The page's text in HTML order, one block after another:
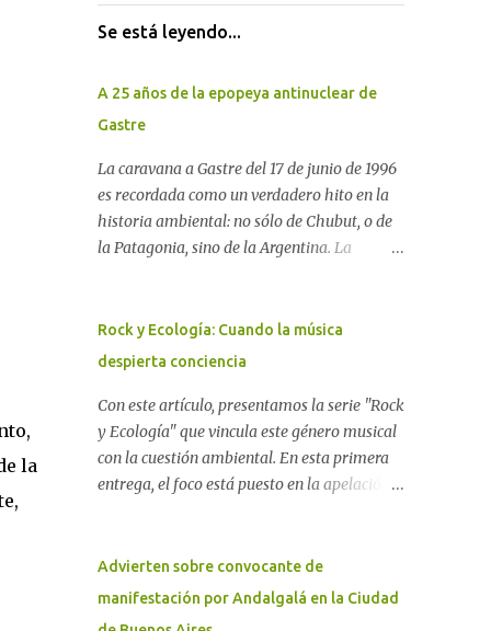
la
Se está leyendo...
A 25 años de la epopeya antinuclear de
Gastre
La caravana a Gastre del 17 de junio de 1996
es recordada como un verdadero hito en la
historia ambiental: no sólo de Chubut, o de
la Patagonia, sino de la Argentina. La
para construir un basurero de residuos
nucleares en Gastre (centro-norte de
avanzó un proyecto legislativo nacional al
respecto. En este artículo, la investigadora
Ayelen Dichdji reconstruye la historia del
Movimiento Antinuclear de Chubut (MACH)
territorial frente a las imposiciones de la
tecnocracia nuclear globalizada. Dossier N°
Rock y Ecología: Cuando la música
despierta conciencia
Con este artículo, presentamos la serie "Rock
y Ecología" que vincula este género musical
con la cuestión ambiental. En esta primera
entrega, el foco está puesto en la apelación
Desde el legendario El Oso hasta las
recientes apariciones de la Pachama Mama
Advierten sobre convocante de
manifestación por Andalgalá en la Ciudad